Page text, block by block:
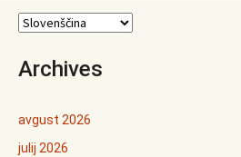
prispevkih
Archives
avgust 2026
julij 2026